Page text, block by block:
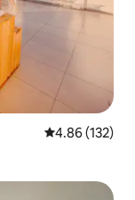
औसत रेटिंग 5 में से
4.86 (132)